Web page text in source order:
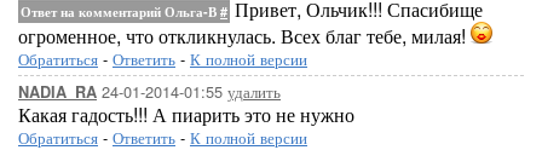
Ответ на комментарий Ольга-В # Привет, Ольчик!!! Спасибище
огроменное, что откликнулась. Всех благ тебе, милая!
Обратиться - Ответить - К полной версии
NADIA_RA 24-01-2014-01:55 удалить
Какая гадость!!! А пиарить это не нужно
Обратиться - Ответить - К полной версии